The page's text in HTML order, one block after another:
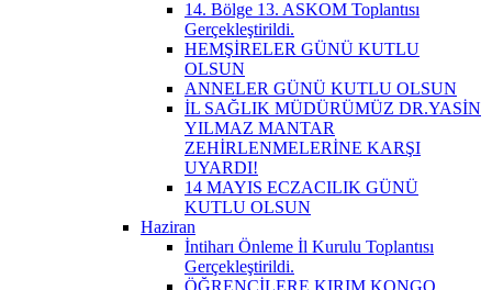
14. Bölge 13. ASKOM Toplantısı
Gerçekleştirildi.
HEMŞİRELER GÜNÜ KUTLU
OLSUN
ANNELER GÜNÜ KUTLU OLSUN
İL SAĞLIK MÜDÜRÜMÜZ DR.YASİN
YILMAZ MANTAR
ZEHİRLENMELERİNE KARŞI
UYARDI!
14 MAYIS ECZACILIK GÜNÜ
KUTLU OLSUN
Haziran
İntiharı Önleme İl Kurulu Toplantısı
Gerçekleştirildi.
ÖĞRENCİLERE KIRIM KONGO